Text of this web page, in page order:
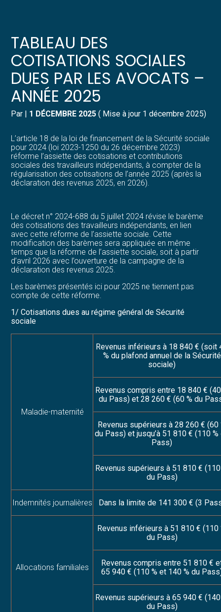
Gérer votre quotidien
Piloter votre entreprise
Développer votre entreprise
Structurer votre croissance
Être prêt pour la facturation
électronique
Suivre votre comptabilité
Gérer vos ressources humaines
Dématérialiser vos documents
TABLEAU DES
COTISATIONS SOCIALES
DUES PAR LES AVOCATS –
ANNÉE 2025
Par | 1 DÉCEMBRE 2025 ( Mise à jour 1 décembre 2025)
L’article 18 de la loi de financement de la Sécurité sociale
pour 2024 (loi 2023-1250 du 26 décembre 2023)
réforme l’assiette des cotisations et contributions
sociales des travailleurs indépendants, à compter de la
régularisation des cotisations de l’année 2025 (après la
déclaration des revenus 2025, en 2026).
Le décret n° 2024-688 du 5 juillet 2024 révise le barème
des cotisations des travailleurs indépendants, en lien
avec cette réforme de l’assiette sociale. Cette
modification des barèmes sera appliquée en même
temps que la réforme de l’assiette sociale, soit à partir
d’avril 2026 avec l’ouverture de la campagne de la
déclaration des revenus 2025.
Les barèmes présentés ici pour 2025 ne tiennent pas
compte de cette réforme.
1/ Cotisations dues au régime général de Sécurité
sociale
Maladie-maternité
Revenus inférieurs à 18 840 € (soit
% du plafond annuel de la Sécurité
sociale)
Revenus compris entre 18 840 €
du Pass) et 28 260 € (60 % du
Revenus supérieurs à 28 260 € (60
du Pass) et jusqu’à 51 810 € (110 %
Pass)
Revenus supérieurs à 51 810 €
du Pass)
Indemnités journalières Dans la limite de 141 300 € (3
Allocations familiales
Revenus inférieurs à 51 810 € (110
du Pass)
Revenus compris entre 51 810 €
65 940 € (110 % et 140 % du
Revenus supérieurs à 65 940 €
du Pass)